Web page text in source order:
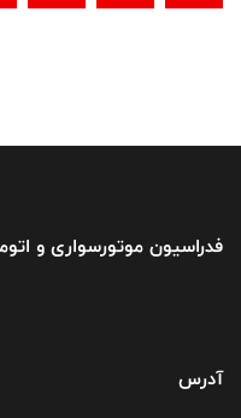
فدراسیون موتورسواری و
آدرس